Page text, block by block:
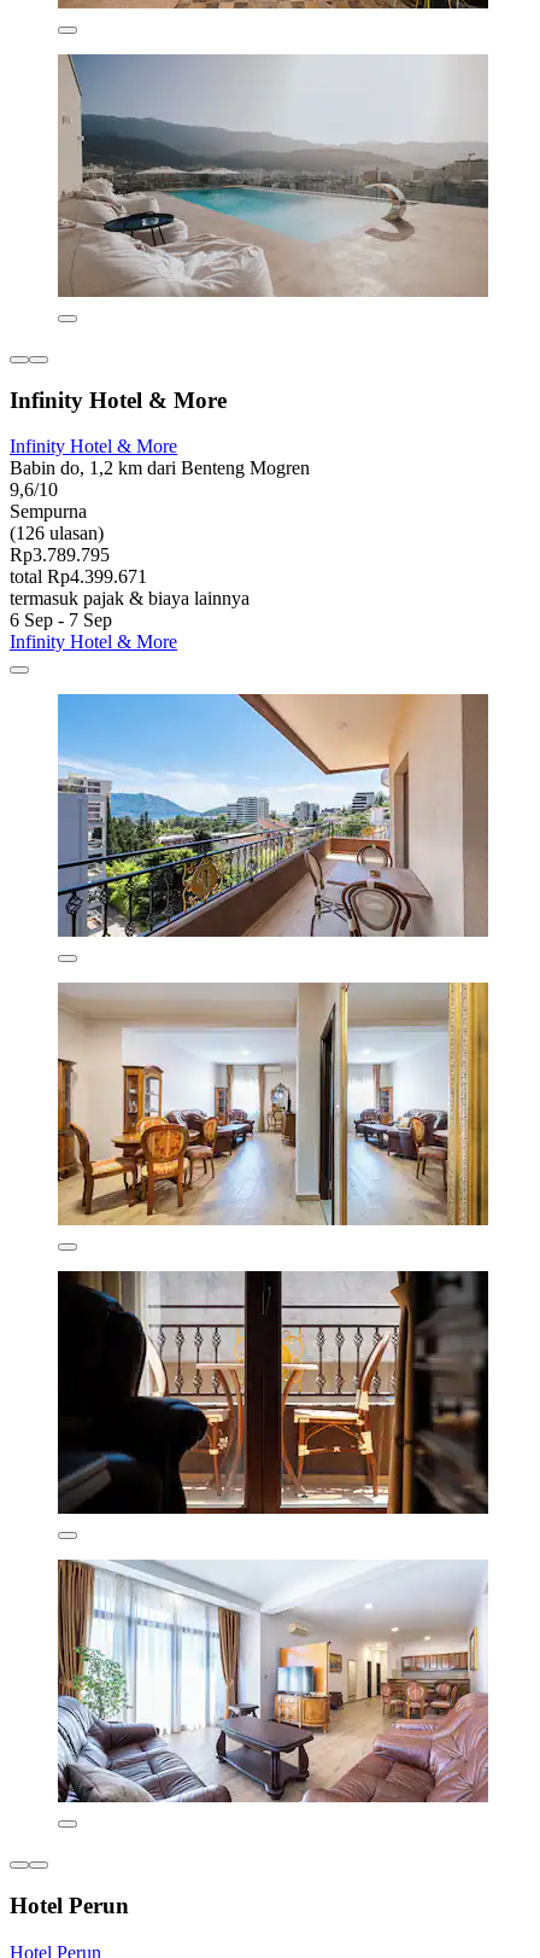
Infinity Hotel & More
Infinity Hotel & More
Babin do, 1,2 km dari Benteng Mogren
9,6/10
Sempurna
(126 ulasan)
Rp3.789.795
total Rp4.399.671
termasuk pajak & biaya lainnya
6 Sep - 7 Sep
Infinity Hotel & More
Hotel Perun
Hotel Perun